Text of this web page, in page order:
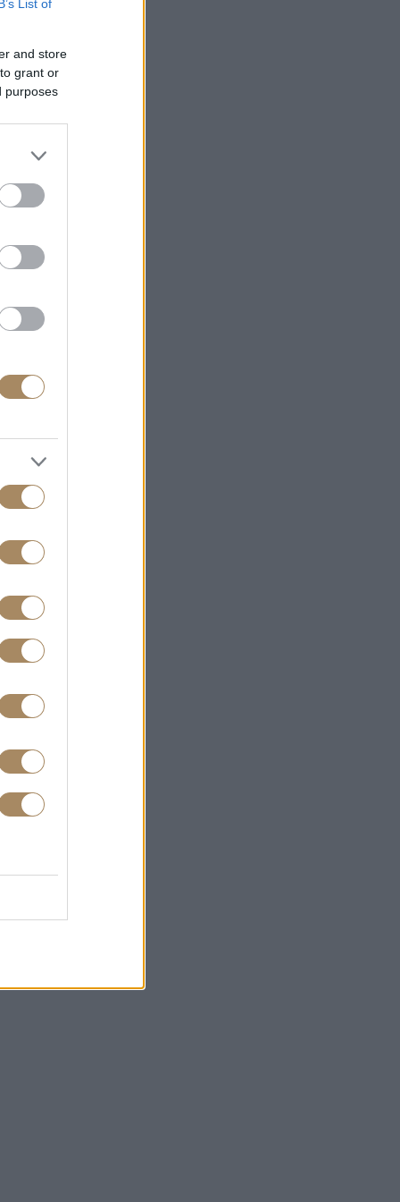
List of
and store
grant or
purposes